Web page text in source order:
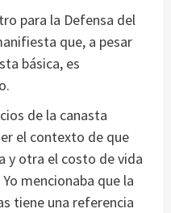
para la Defensa del
que, a pesar
básica, es
de la canasta
el contexto de que
y otra el costo de vida
mencionaba que la
tiene una referencia